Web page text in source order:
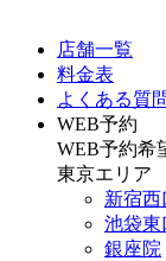
店舗一覧
料金表
よくある質
WEB予約
WEB予約希
東京エリア
新宿西
池袋東
銀座院